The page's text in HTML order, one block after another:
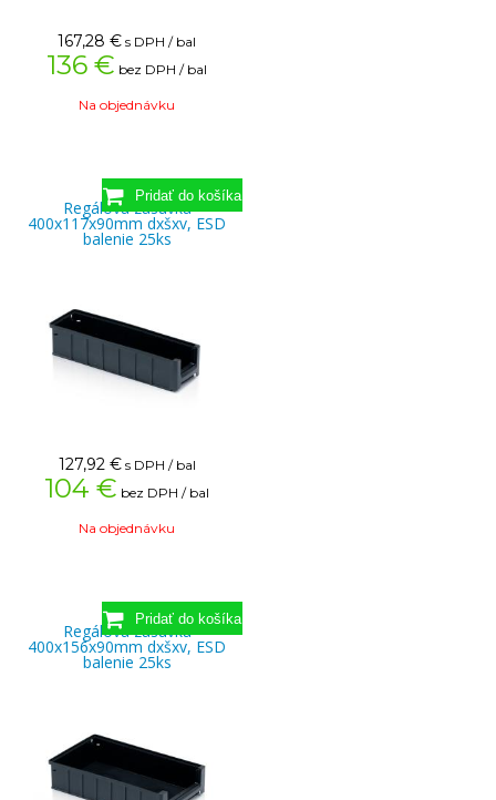
167,28 € s DPH / bal
136 € bez DPH / bal
Na objednávku
Regálová zásuvka
400x117x90mm dxšxv, ESD
balenie 25ks
127,92 € s DPH / bal
104 € bez DPH / bal
Na objednávku
Regálová zásuvka
400x156x90mm dxšxv, ESD
balenie 25ks